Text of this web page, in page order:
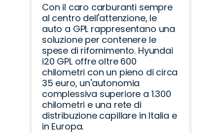
Con il caro carburanti sempre
al centro dell'attenzione, le
auto a GPL rappresentano una
soluzione per contenere le
spese di rifornimento. Hyundai
i20 GPL offre oltre 600
chilometri con un pieno di circa
35 euro, un'autonomia
complessiva superiore a 1.300
chilometri e una rete di
distribuzione capillare in Italia e
in Europa.